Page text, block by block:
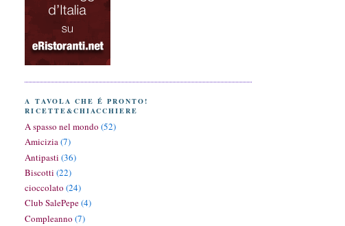
A TAVOLA CHE É PRONTO!
RICETTE&CHIACCHIERE
A spasso nel mondo (52)
Amicizia(7)
Antipasti (36)
Biscotti (22)
cioccolato (24)
Club SalePepe(4)
Compleanno (7)